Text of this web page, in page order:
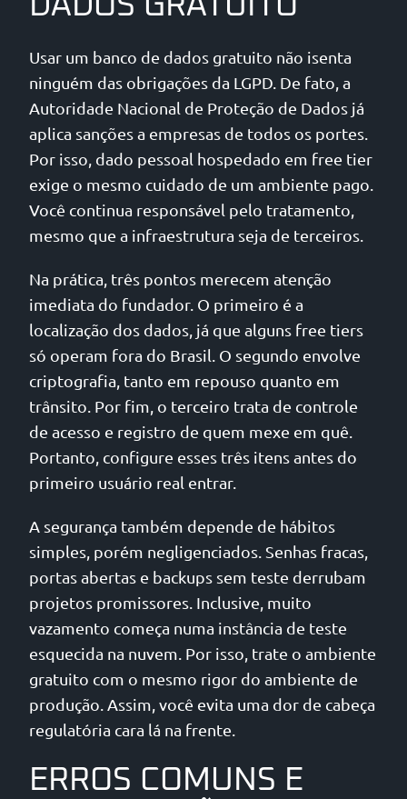
Usar um banco de dados gratuito não isenta
ninguém das obrigações da LGPD. De fato, a
Autoridade Nacional de Proteção de Dados já
aplica sanções a empresas de todos os portes.
Por isso, dado pessoal hospedado em free tier
exige o mesmo cuidado de um ambiente pago.
Você continua responsável pelo tratamento,
mesmo que a infraestrutura seja de terceiros.
Na prática, três pontos merecem atenção
imediata do fundador. O primeiro é a
localização dos dados, já que alguns free tiers
só operam fora do Brasil. O segundo envolve
criptografia, tanto em repouso quanto em
trânsito. Por fim, o terceiro trata de controle
de acesso e registro de quem mexe em quê.
Portanto, configure esses três itens antes do
primeiro usuário real entrar.
A segurança também depende de hábitos
simples, porém negligenciados. Senhas fracas,
portas abertas e backups sem teste derrubam
projetos promissores. Inclusive, muito
vazamento começa numa instância de teste
esquecida na nuvem. Por isso, trate o ambiente
gratuito com o mesmo rigor do ambiente de
produção. Assim, você evita uma dor de cabeça
regulatória cara lá na frente.
ERROS COMUNS E